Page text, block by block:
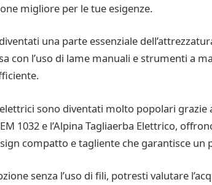
migliore per le tue esigenze.
una parte essenziale
con l’uso di lame manuali e strumenti a
sono diventati molto popolari grazie
EM 1032 e l’Alpina Tagliaerba Elettrico,
compatto e tagliente che garantisce
senza l’uso di fili, potresti valutare